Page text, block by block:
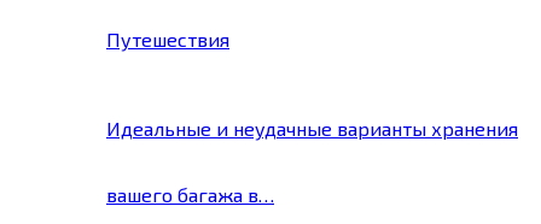
Путешествия
Идеальные и неудачные варианты хранения
вашего багажа в…